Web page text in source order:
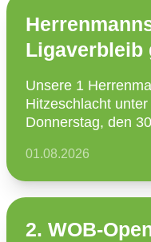
Ligaverbleib
Unsere 1
Hitze­schlacht
Donnerstag, den
01.08.2026
2. WOB-